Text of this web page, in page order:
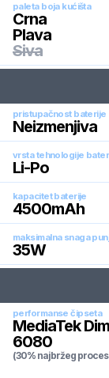
paleta boja kućišta
Crna
Plava
Siva
pristupačnost baterije
Neizmenjiva
vrsta tehnologije
Li-Po
kapacitet baterije
4500mAh
maksimalna snaga
35W
performanse čipseta
MediaTek
6080
(30% najbržeg